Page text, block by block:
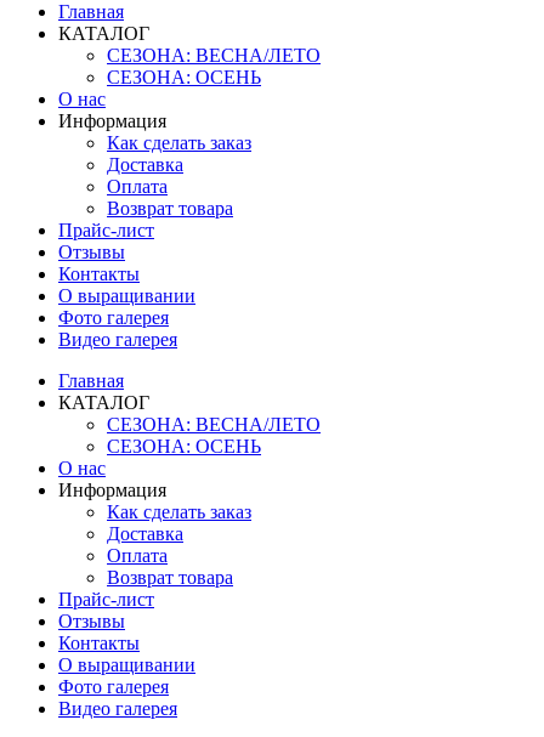
Главная
КАТАЛОГ
СЕЗОНА: ВЕСНА/ЛЕТО
СЕЗОНА: ОСЕНЬ
О нас
Информация
Как сделать заказ
Доставка
Оплата
Возврат товара
Прайс-лист
Отзывы
Контакты
О выращивании
Фото галерея
Видео галерея
Главная
КАТАЛОГ
СЕЗОНА: ВЕСНА/ЛЕТО
СЕЗОНА: ОСЕНЬ
О нас
Информация
Как сделать заказ
Доставка
Оплата
Возврат товара
Прайс-лист
Отзывы
Контакты
О выращивании
Фото галерея
Видео галерея